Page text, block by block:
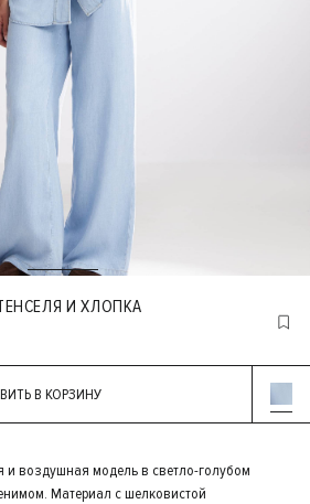
И ХЛОПКА
ДОБАВИТЬ В КОРЗИНУ
и воздушная модель в светло-голубом
Материал с шелковистой